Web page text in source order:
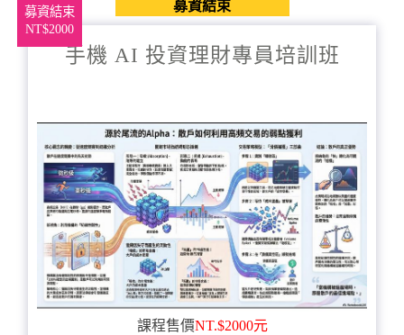
募資結束
NT$2000
募資結束
手機 AI 投資理財專員培訓班
課程售價NT.$2000元